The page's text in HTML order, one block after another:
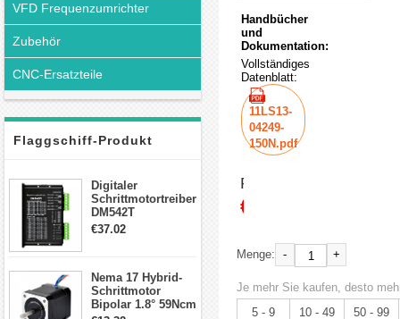
VFD Frequenzumrichter
Zubehör
CNC-Ersatzteile
Flaggschiff-Produkt
Digitaler
Schrittmotortreiber
DM542T
Schrittmotor
Schrittmotor
€37.02
Nema 17 Hybrid-
Schrittmotor
Bipolar 1.8° 59Ncm
Handbücher
und
Dokumentation:
Vollständiges
Datenblatt:
11LS13-
04249-
150N.pdf
Preis:
€71.48
Menge: - +
Je mehr Sie kaufen, desto
5 - 9
10 - 49 50 - 99